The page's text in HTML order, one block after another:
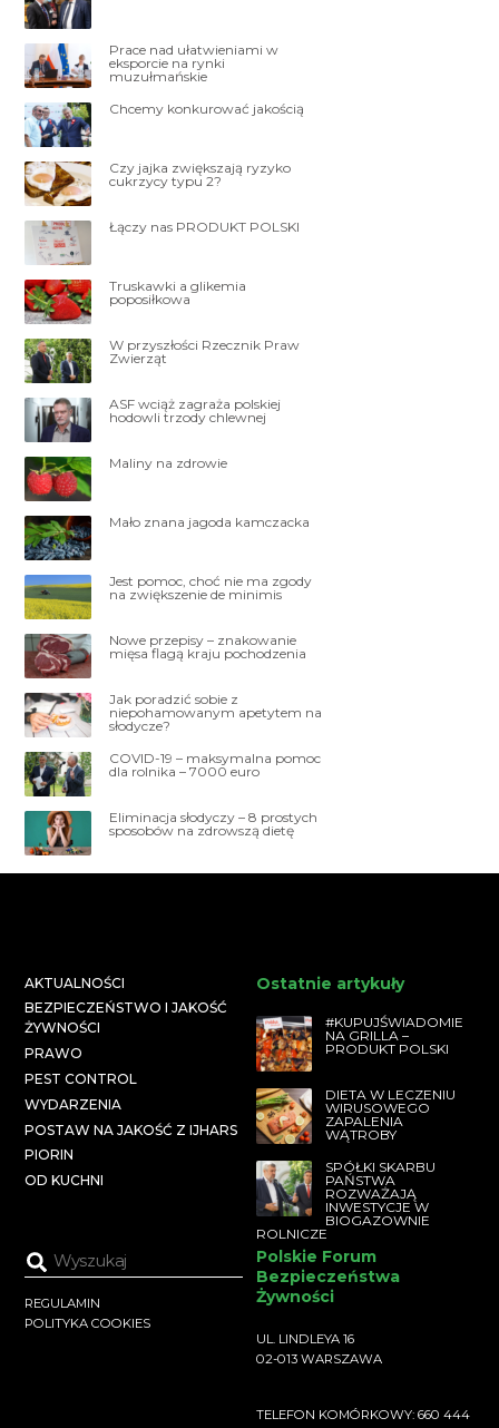
Prace nad ułatwieniami w
eksporcie na rynki
muzułmańskie
Chcemy konkurować jakością
Czy jajka zwiększają ryzyko
cukrzycy typu 2?
Łączy nas PRODUKT POLSKI
Truskawki a glikemia
poposiłkowa
W przyszłości Rzecznik Praw
Zwierząt
ASF wciąż zagraża polskiej
hodowli trzody chlewnej
Maliny na zdrowie
Mało znana jagoda kamczacka
Jest pomoc, choć nie ma zgody
na zwiększenie de minimis
Nowe przepisy – znakowanie
mięsa flagą kraju pochodzenia
Jak poradzić sobie z
niepohamowanym apetytem na
słodycze?
COVID-19 – maksymalna pomoc
dla rolnika – 7000 euro
Eliminacja słodyczy – 8 prostych
sposobów na zdrowszą dietę
AKTUALNOŚCI
BEZPIECZEŃSTWO I JAKOŚĆ
ŻYWNOŚCI
PRAWO
PEST CONTROL
WYDARZENIA
POSTAW NA JAKOŚĆ Z IJHARS
PIORIN
OD KUCHNI
Ostatnie artykuły
#KUPUJŚWIADOMIE
NA GRILLA –
PRODUKT POLSKI
DIETA W LECZENIU
WIRUSOWEGO
ZAPALENIA
WĄTROBY
SPÓŁKI SKARBU
PAŃSTWA
ROZWAŻAJĄ
INWESTYCJE W
BIOGAZOWNIE
ROLNICZE
REGULAMIN
POLITYKA COOKIES
Polskie Forum
Bezpieczeństwa
Żywności
UL. LINDLEYA 16
02-013 WARSZAWA
TELEFON KOMÓRKOWY: 660 444